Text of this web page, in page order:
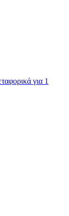
για 1